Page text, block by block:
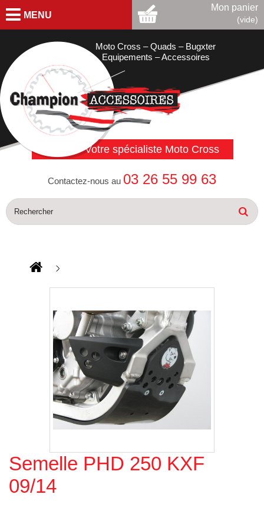
MENU
Mon panier
(vide)
Moto Cross – Quads – Bugxter
Equipements – Accessoires
Votre spécialiste Moto Cross
Contactez-nous au 03 26 55 99 63
Agrandir l'image
Semelle PHD 250 KXF
09/14